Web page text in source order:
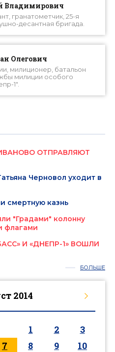
Владимирович
гранатометчик, 25-я
десантная бригада.
Олегович
милиционер, батальон
милиции особого
1".
ОТПРАВЛЯЮТ
Черновол уходит в
смертную казнь
"Градами" колонну
флагами
И «ДНЕПР-1» ВОШЛИ
БОЛЬШЕ
2014
1 2
3
7 8 9
10